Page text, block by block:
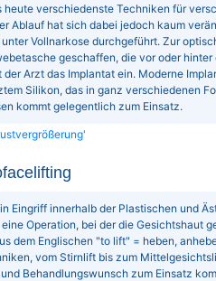
heute verschiedenste Techniken für
Ablauf hat sich dabei jedoch kaum
Vollnarkose durchgeführt. Zur
geschaffen, die vor oder
Arzt das Implantat ein. Moderne
Silikon, das in ganz verschiedenen
kommt gelegentlich zum Einsatz.
Eingriff innerhalb der Plastischen und
Operation, bei der die Gesichtshaut
dem Englischen "to lift" = heben,
vom Stirnlift bis zum
Behandlungswunsch zum Einsatz